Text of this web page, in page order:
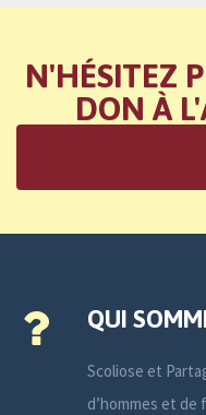
N'HÉSITEZ
DON À
QUI
Scoliose et
d’hommes et